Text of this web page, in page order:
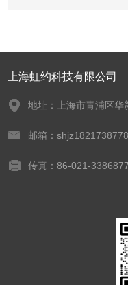
上海虹约科技有限公司
地址：上海市青浦区华
邮箱：
传真：86-021-